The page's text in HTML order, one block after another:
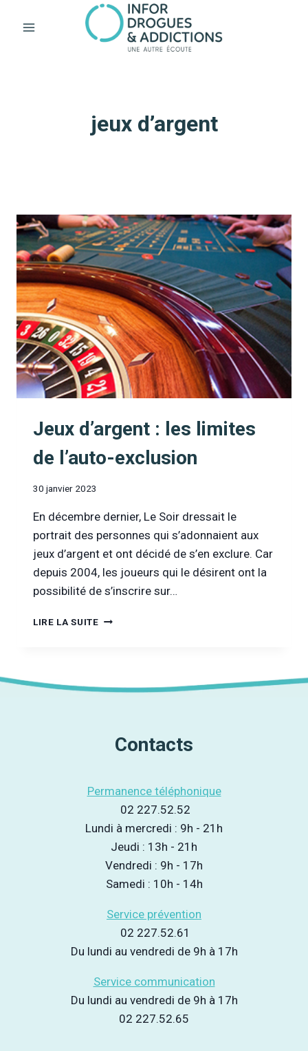
jeux d’argent
Jeux d’argent : les limites
de l’auto-exclusion
30 janvier 2023
En décembre dernier, Le Soir dressait le
portrait des personnes qui s’adonnaient aux
jeux d’argent et ont décidé de s’en exclure. Car
depuis 2004, les joueurs qui le désirent ont la
possibilité de s’inscrire sur…
LIRE LA SUITEJEUX
DE
Contacts
Permanence téléphonique
02 227.52.52
Lundi à mercredi : 9h - 21h
Jeudi : 13h - 21h
Vendredi : 9h - 17h
Samedi : 10h - 14h
Service prévention
02 227.52.61
Du lundi au vendredi de 9h à 17h
Service communication
Du lundi au vendredi de 9h à 17h
02 227.52.65